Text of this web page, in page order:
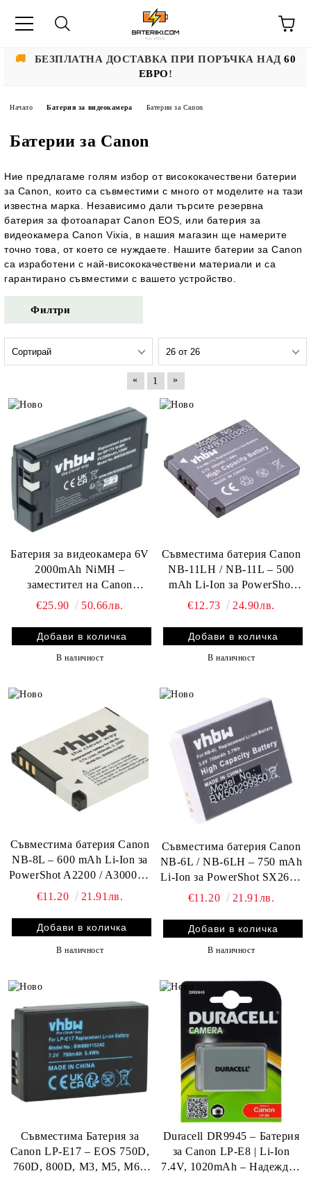
🚚 БЕЗПЛАТНА ДОСТАВКА ПРИ ПОРЪЧКА НАД60
ЕВРО!
Начало Батерия за видеокамера Батерии за Canon
Батерии за Canon
Ние предлагаме голям избор от висококачествени батерии
за Canon, които са съвместими с много от моделите на тази
известна марка. Независимо дали търсите резервна
батерия за фотоапарат Canon EOS, или батерия за
видеокамера Canon Vixia, в нашия магазин ще намерите
точно това, от което се нуждаете. Нашите батерии за Canon
са изработени с най-висококачествени материали и са
гарантирано съвместими с вашето устройство.
Филтри
« 1 »
Батерия за видеокамера 6V
2000mAh NiMH –
заместител на Canon
BP‑818 / BP‑729 / BP‑726 /
€25.90 50.66лв.
В наличност
Съвместима батерия Canon
NB-11LH / NB-11L – 500
mAh Li-Ion за PowerShot
SX430 IS / IXUS 190 /
мощност за ежедневна
фотография
€12.73 24.90лв.
В наличност
Съвместима батерия Canon
NB-8L – 600 mAh Li-Ion за
PowerShot A2200 / A3000 IS
/ A3200 IS | Компактна
€11.20 21.91лв.
В наличност
Съвместима батерия Canon
NB-6L / NB-6LH – 750 mAh
Li-Ion за PowerShot SX260 /
S95 / Ixus 300HS | Лека,
€11.20 21.91лв.
В наличност
Съвместима Батерия за
Canon LP-E17 – EOS 750D,
760D, 800D, M3, M5, M6 -
Duracell DR9945 – Батерия
за Canon LP-E8 | Li-Ion
7.4V, 1020mAh – Надеждно